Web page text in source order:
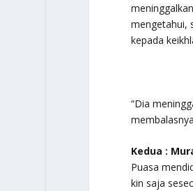
mengetahui,
kepada
“Dia
Kedua :
Puasa
kin saja